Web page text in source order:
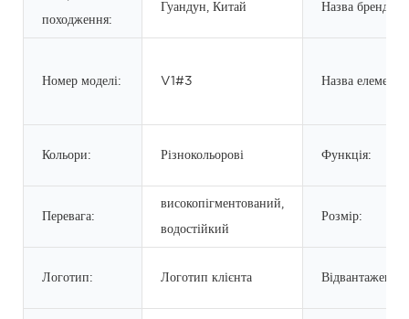
походження:
Гуандун, Китай Назва бренду:
Номер моделі: V1#3 Назва елемента:
Кольори: Різнокольорові Функція:
Перевага:
високопігментований,
водостійкий
Розмір:
Логотип: Логотип клієнта Відвантаження: